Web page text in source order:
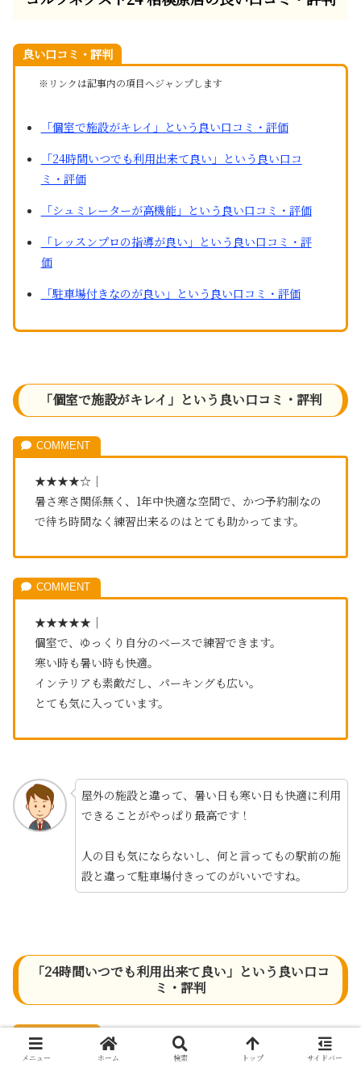
良い口コミ・評判
※リンクは記事内の項目へジャンプします
「個室で施設がキレイ」という良い口コミ・評価
「24時間いつでも利用出来て良い」という良い口コ
ミ・評価
「シュミレーターが高機能」という良い口コミ・評価
「レッスンプロの指導が良い」という良い口コミ・評
価
「駐車場付きなのが良い」という良い口コミ・評価
「個室で施設がキレイ」という良い口コミ・評判
★★★★☆｜
暑さ寒さ関係無く、1年中快適な空間で、かつ予約制なの
で待ち時間なく練習出来るのはとても助かってます。
★★★★★｜
個室で、ゆっくり自分のベースで練習できます。
寒い時も暑い時も快適。
インテリアも素敵だし、パーキングも広い。
とても気に入っています。
屋外の施設と違って、暑い日も寒い日も快適に利用
できることがやっぱり最高です！
人の目も気にならないし、何と言ってもの駅前の施
設と違って駐車場付きってのがいいですね。
「24時間いつでも利用出来て良い」という良い口コ
ミ・評判
メニュー ホーム 検索 トップ サイドバー